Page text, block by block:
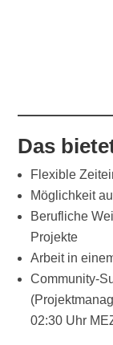
Das
Flexible
Möglichkeit
Berufliche
Projekte
Arbeit in
Community-
02:30 Uhr